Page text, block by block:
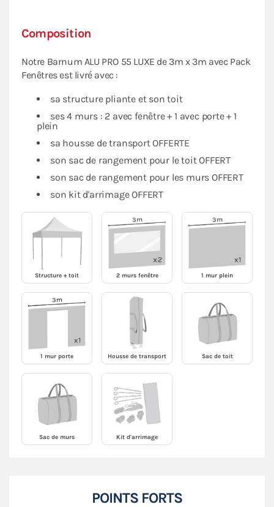
Composition
Notre Barnum ALU PRO 55 LUXE de 3m x 3m avec Pack
Fenêtres est livré avec :
sa structure pliante et son toit
ses 4 murs : 2 avec fenêtre + 1 avec porte + 1
plein
sa housse de transport OFFERTE
son sac de rangement pour le toit OFFERT
son sac de rangement pour les murs OFFERT
son kit d'arrimage OFFERT
Structure + toit 2 murs fenêtre 1 mur plein
1 mur porte Housse de transport Sac de toit
Sac de murs Kit d'arrimage
POINTS FORTS